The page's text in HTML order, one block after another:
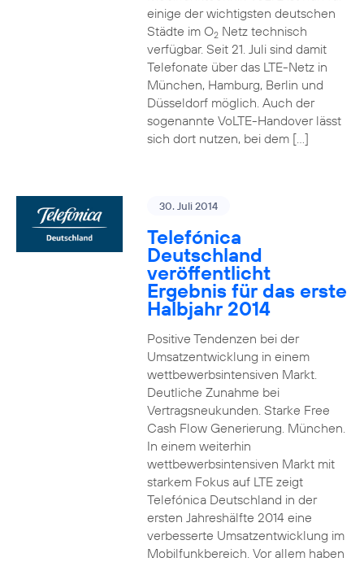
einige der wichtigsten deutschen
Städte im O2Netz technisch
verfügbar. Seit 21. Juli sind damit
Telefonate über das LTE-Netz in
München, Hamburg, Berlin und
Düsseldorf möglich. Auch der
sogenannte VoLTE-Handover lässt
sich dort nutzen, bei dem […]
30. Juli 2014
Telefónica
Deutschland
veröffentlicht
Ergebnis für das erste
Halbjahr 2014
Positive Tendenzen bei der
Umsatzentwicklung in einem
wettbewerbsintensiven Markt.
Deutliche Zunahme bei
Vertragsneukunden. Starke Free
Cash Flow Generierung. München.
In einem weiterhin
wettbewerbsintensiven Markt mit
starkem Fokus auf LTE zeigt
Telefónica Deutschland in der
ersten Jahreshälfte 2014 eine
verbesserte Umsatzentwicklung im
Mobilfunkbereich. Vor allem haben